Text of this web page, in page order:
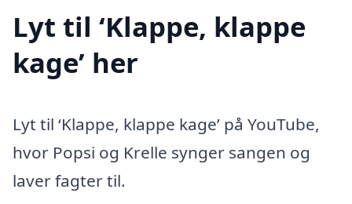
Lyt til ‘Klappe, klappe
kage’ her
Lyt til ‘Klappe, klappe kage’ på YouTube,
hvor Popsi og Krelle synger sangen og
laver fagter til.